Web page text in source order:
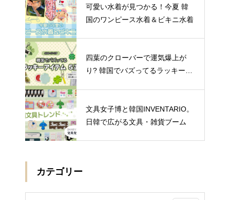
可愛い水着が見つかる！今夏 韓
国のワンピース水着＆ビキニ水着
四葉のクローバーで運気爆上が
り? 韓国でバズってるラッキーア
文具女子博と韓国INVENTARIO。
日韓で広がる文具・雑貨ブーム
カテゴリー